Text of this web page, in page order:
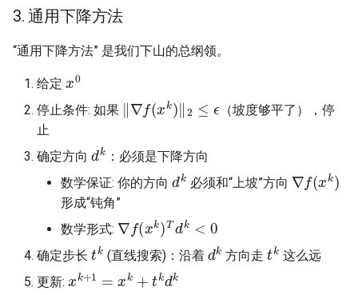
3. 通用下降方法
“通用下降方法” 是我们下山的总纲领。
给定
0
停止条件: 如果
‖∇f (x )‖2≤
（坡度够平了），停
止
确定方向
dk
：必须是下降方向
数学保证: 你的方向
dk
必须和“上坡”方向
∇f ( x )
形成“钝角”
数学形式:
∇f (x )Td k<
确定步长
tk
(直线搜索)：沿着
dk
方向走
tk
这么远
更新:
k+ 1 +t k